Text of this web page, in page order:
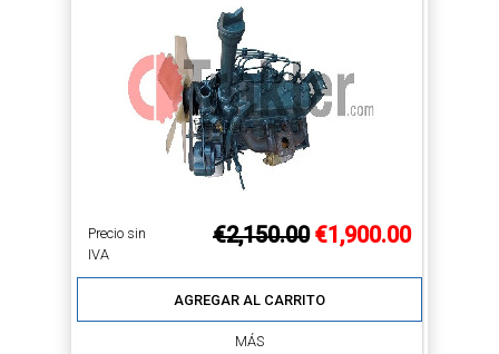
Precio sin
IVA
€2,150.00 €1,900.00
AGREGAR AL CARRITO
MÁS